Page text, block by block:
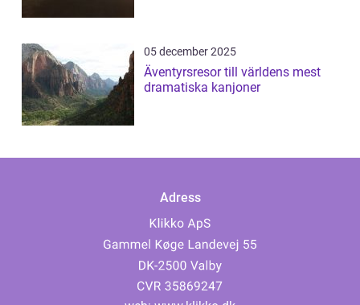
05 december 2025
Äventyrsresor till världens mest
dramatiska kanjoner
Adress